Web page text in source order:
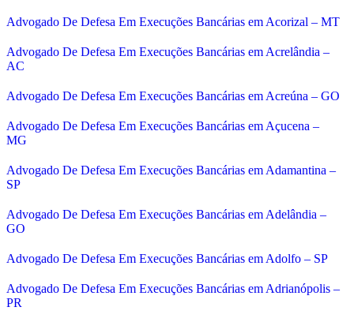
Advogado De Defesa Em Execuções Bancárias em Acorizal – MT
Advogado De Defesa Em Execuções Bancárias em Acrelândia –
AC
Advogado De Defesa Em Execuções Bancárias em Acreúna – GO
Advogado De Defesa Em Execuções Bancárias em Açucena –
MG
Advogado De Defesa Em Execuções Bancárias em Adamantina –
SP
Advogado De Defesa Em Execuções Bancárias em Adelândia –
GO
Advogado De Defesa Em Execuções Bancárias em Adolfo – SP
Advogado De Defesa Em Execuções Bancárias em Adrianópolis –
PR